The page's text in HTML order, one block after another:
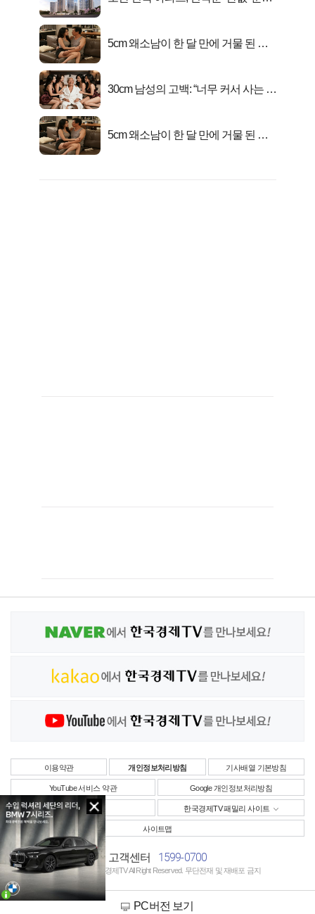
5cm 왜소남이 한 달 만에 거물 된 사
30cm 남성의 고백: “너무 커서 사는 게
5cm 왜소남이 한 달 만에 거물 된 사
이용약관 개인정보처리방침 기사배열 기본방침
YouTube 서비스 약관 Google 개인정보처리방침
사업자정보 한국경제TV 패밀리 사이트
사이트맵
고객센터 1599-0700
Copyright © 한국경제TV All Right Reserved. 무단전재 및 재배포 금지
PC버전 보기